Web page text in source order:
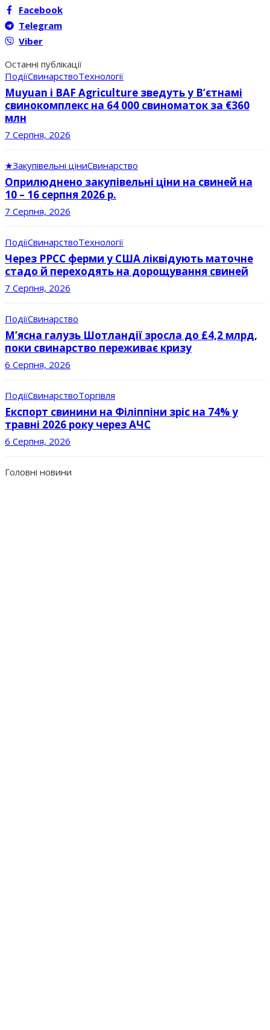
Facebook
Telegram
Viber
Останні публікації
ПодіїСвинарствоТехнології
Muyuan і BAF Agriculture зведуть у В’єтнамі
свинокомплекс на 64 000 свиноматок за €360
млн
7 Серпня, 2026
★Закупівельні ціниСвинарство
Оприлюднено закупівельні ціни на свиней на
10 – 16 серпня 2026 р.
7 Серпня, 2026
ПодіїСвинарствоТехнології
Через РРСС ферми у США ліквідують маточне
стадо й переходять на дорощування свиней
7 Серпня, 2026
ПодіїСвинарство
М’ясна галузь Шотландії зросла до £4,2 млрд,
поки свинарство переживає кризу
6 Серпня, 2026
ПодіїСвинарствоТоргівля
Експорт свинини на Філіппіни зріс на 74% у
травні 2026 року через АЧС
6 Серпня, 2026
Головні новини